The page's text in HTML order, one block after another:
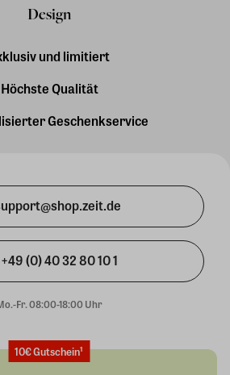
Design
und limitiert
Höchste Qualität
Geschenkservice
+49 (0) 40 32 80 10 1
Fr. 08:00-18:00 Uhr
10€ Gutschein¹